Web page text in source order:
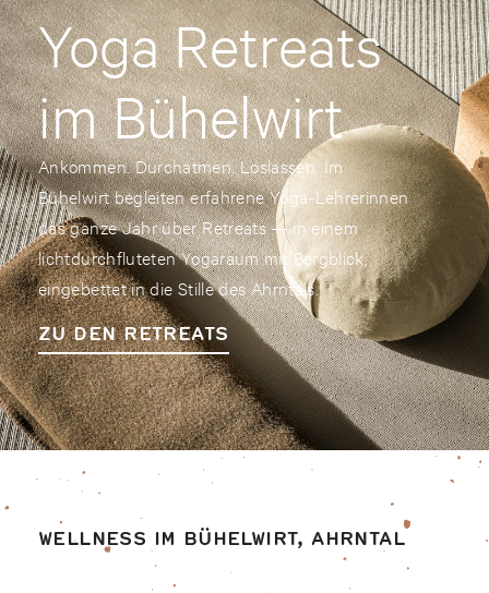
Yoga Retreats
im Bühelwirt
Ankommen. Durchatmen. Loslassen. Im
Bühelwirt begleiten erfahrene Yoga-Lehrerinnen
das ganze Jahr über Retreats — in einem
lichtdurchfluteten Yogaraum mit Bergblick,
eingebettet in die Stille des Ahrntals.
ZU DEN RETREATS
WELLNESS IM BÜHELWIRT, AHRNTAL